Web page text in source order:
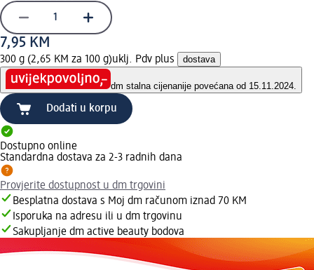
7,95 KM
300 g (2,65 KM za 100 g)uklj. Pdv plus dostava
dm stalna cijenanije povećana od 15.11.2024.
Dodati u korpu
Dostupno online
Standardna dostava za 2-3 radnih dana
Provjerite dostupnost u dm trgovini
Besplatna dostava s Moj dm računom iznad 70 KM
Isporuka na adresu ili u dm trgovinu
Sakupljanje dm active beauty bodova